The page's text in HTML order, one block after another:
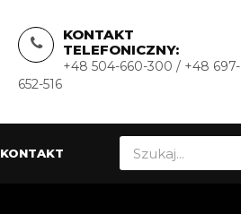
KONTAKT
TELEFONICZNY:
+48 504-660-300 / +48 697-
652-516
KONTAKT